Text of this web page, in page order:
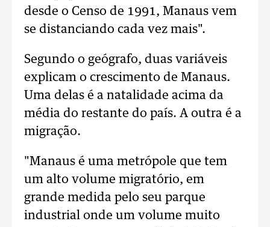
desde o Censo de 1991, Manaus vem
se distanciando cada vez mais".
Segundo o geógrafo, duas variáveis
explicam o crescimento de Manaus.
Uma delas é a natalidade acima da
média do restante do país. A outra é a
migração.
"Manaus é uma metrópole que tem
um alto volume migratório, em
grande medida pelo seu parque
industrial onde um volume muito